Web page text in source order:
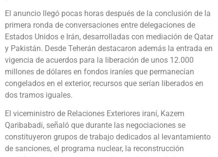
El anuncio llegó pocas horas después de la conclusión de la
primera ronda de conversaciones entre delegaciones de
Estados Unidos e Irán, desarrolladas con mediación de Qatar
y Pakistán. Desde Teherán destacaron además la entrada en
vigencia de acuerdos para la liberación de unos 12.000
millones de dólares en fondos iraníes que permanecían
congelados en el exterior, recursos que serían liberados en
dos tramos iguales.
El viceministro de Relaciones Exteriores iraní, Kazem
Qaribabadi, señaló que durante las negociaciones se
constituyeron grupos de trabajo dedicados al levantamiento
de sanciones, el programa nuclear, la reconstrucción